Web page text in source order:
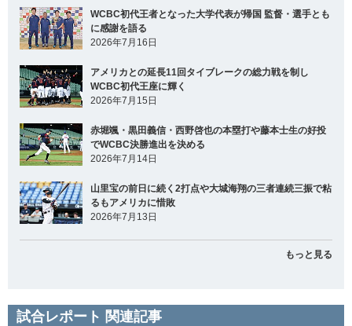
WCBC初代王者となった大学代表が帰国 監督・選手とも
に感謝を語る
2026年7月16日
アメリカとの延長11回タイブレークの総力戦を制し
WCBC初代王座に輝く
2026年7月15日
赤堀颯・黒田義信・西野啓也の本塁打や藤本士生の好投
でWCBC決勝進出を決める
2026年7月14日
山里宝の前日に続く2打点や大城海翔の三者連続三振で粘
るもアメリカに惜敗
2026年7月13日
もっと見る
試合レポート 関連記事